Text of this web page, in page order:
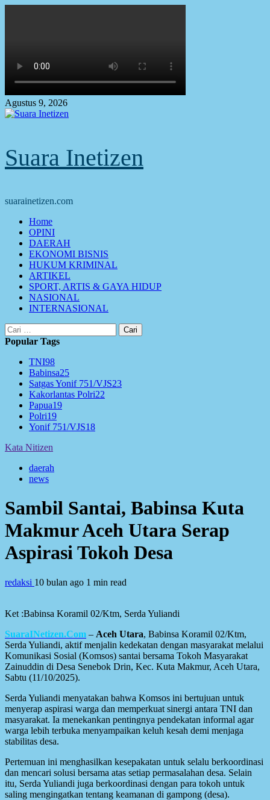
Agustus 9, 2026
Suara Inetizen
suarainetizen.com
Primary
Menu
Home
OPINI
DAERAH
EKONOMI BISNIS
HUKUM KRIMINAL
ARTIKEL
SPORT, ARTIS & GAYA HIDUP
NASIONAL
INTERNASIONAL
Cari
untuk:
Popular Tags
TNI98
Babinsa25
Satgas Yonif 751/VJS23
Kakorlantas Polri22
Papua19
Polri19
Yonif 751/VJS18
Kata Nitizen
daerah
news
Sambil Santai, Babinsa Kuta
Makmur Aceh Utara Serap
Aspirasi Tokoh Desa
redaksi 10 bulan ago 1 min read
Ket :Babinsa Koramil 02/Ktm, Serda Yuliandi
SuaraINetizen.Com – Aceh Utara, Babinsa Koramil 02/Ktm,
Serda Yuliandi, aktif menjalin kedekatan dengan masyarakat melalui
Komunikasi Sosial (Komsos) santai bersama Tokoh Masyarakat
Zainuddin di Desa Senebok Drin, Kec. Kuta Makmur, Aceh Utara,
Sabtu (11/10/2025).
Serda Yuliandi menyatakan bahwa Komsos ini bertujuan untuk
menyerap aspirasi warga dan memperkuat sinergi antara TNI dan
masyarakat. Ia menekankan pentingnya pendekatan informal agar
warga lebih terbuka menyampaikan keluh kesah demi menjaga
stabilitas desa.
Pertemuan ini menghasilkan kesepakatan untuk selalu berkoordinasi
dan mencari solusi bersama atas setiap permasalahan desa. Selain
itu, Serda Yuliandi juga berkoordinasi dengan para tokoh untuk
saling mengingatkan tentang keamanan di gampong (desa).